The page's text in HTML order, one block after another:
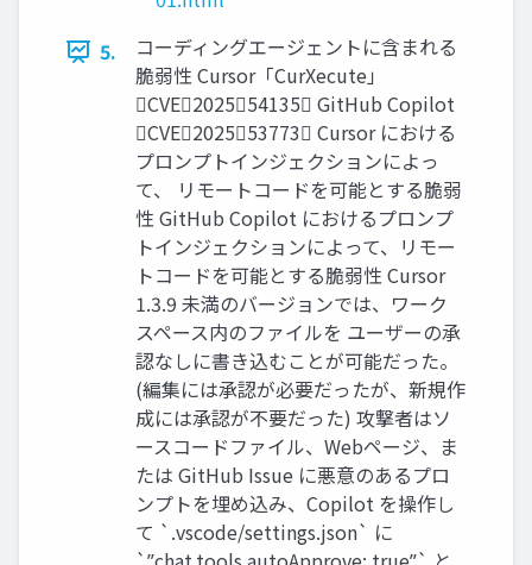
5.
コーディングエージェントに含まれる
脆弱性 Cursor「CurXecute」
CVE202554135 GitHub Copilot
CVE202553773 Cursor における
プロンプトインジェクションによっ
て、 リモートコードを可能とする脆弱
性 GitHub Copilot におけるプロンプ
トインジェクションによって、リモー
トコードを可能とする脆弱性 Cursor
1.3.9 未満のバージョンでは、ワーク
スペース内のファイルを ユーザーの承
認なしに書き込むことが可能だった。
(編集には承認が必要だったが、新規作
成には承認が不要だった) 攻撃者はソ
ースコードファイル、Webページ、ま
たは GitHub Issue に悪意のあるプロ
ンプトを埋め込み、Copilot を操作し
て `.vscode/settings.json` に